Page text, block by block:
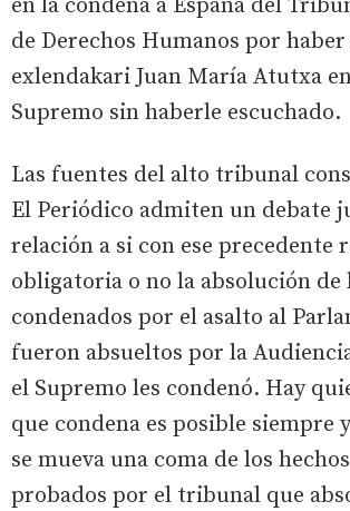
en la condena a España del
de Derechos Humanos por
exlendakari Juan María Atutxa
Supremo sin haberle escuchado.
Las fuentes del alto tribunal
El Periódico admiten un debate
relación a si con ese precedente
obligatoria o no la absolución de
condenados por el asalto al
fueron absueltos por la
el Supremo les condenó. Hay
que condena es posible siempre
se mueva una coma de los
probados por el tribunal que